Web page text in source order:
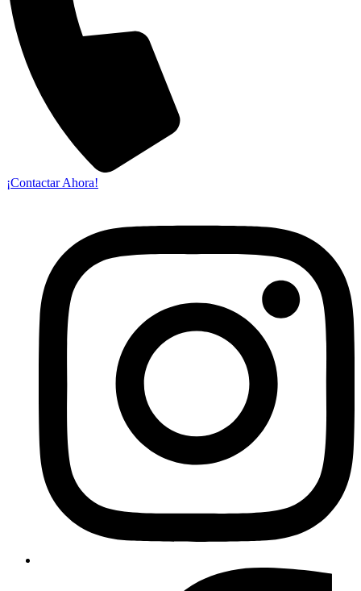
¡Contactar Ahora!